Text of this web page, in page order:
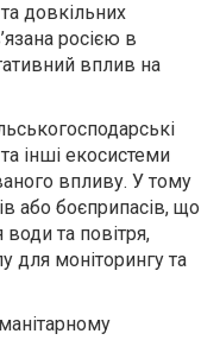
довкільних
росією в
вплив на
інші екосистеми
впливу. У тому
або боєприпасів, що
та повітря,
для моніторингу та